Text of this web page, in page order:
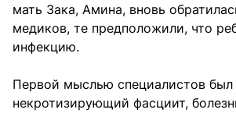
мать Зака, Амина, вновь
медиков, те предположили, что
инфекцию.
Первой мыслью специалистов был
некротизирующий фасциит,